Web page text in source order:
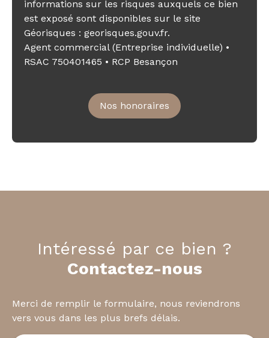
informations sur les risques auxquels ce bien
est exposé sont disponibles sur le site
Géorisques : georisques.gouv.fr.
Agent commercial (Entreprise individuelle) •
RSAC 750401465 • RCP Besançon
Nos honoraires
Intéressé par ce bien ?
Contactez-nous
Merci de remplir le formulaire, nous reviendrons
vers vous dans les plus brefs délais.